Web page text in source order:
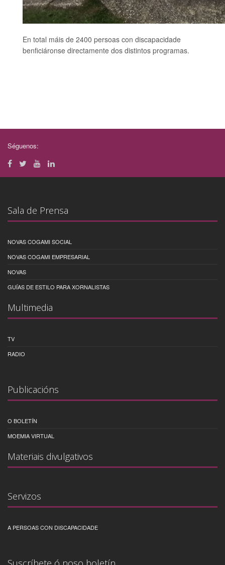
En total máis de 2400 persoas con discapacidade
benficiáronse directamente dos distintos programas.
Séguenos:
Sala de Prensa
NOVAS COGAMI SOCIAL
NOVAS COGAMI EMPRESARIAL
NOVAS
GUÍAS DE ESTILO PARA XORNALISTAS
Multimedia
TV
RADIO
Publicacións
O BOLETÍN
MOEMIA VIRTUAL
Materiais divulgativos
Servizos
A PERSOAS CON DISCAPACIDADE